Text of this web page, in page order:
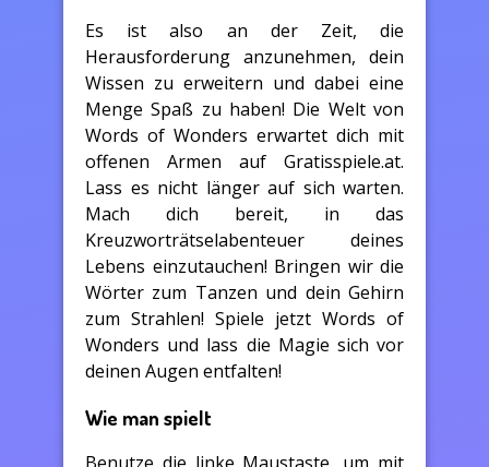
Es ist also an der Zeit, die
Herausforderung anzunehmen, dein
Wissen zu erweitern und dabei eine
Menge Spaß zu haben! Die Welt von
Words of Wonders erwartet dich mit
offenen Armen auf Gratisspiele.at.
Lass es nicht länger auf sich warten.
Mach dich bereit, in das
Kreuzworträtselabenteuer deines
Lebens einzutauchen! Bringen wir die
Wörter zum Tanzen und dein Gehirn
zum Strahlen! Spiele jetzt Words of
Wonders und lass die Magie sich vor
deinen Augen entfalten!
Wie man spielt